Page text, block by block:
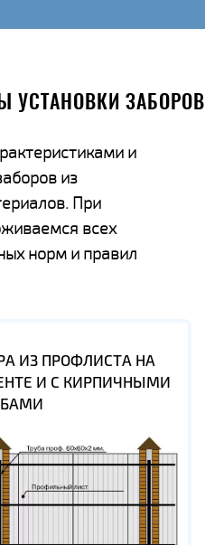
УСТАНОВКИ ЗАБОРОВ
и
из
При
всех
норм и правил
ИЗ ПРОФЛИСТА НА
И С КИРПИЧНЫМИ